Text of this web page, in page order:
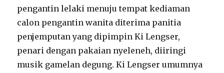
pengantin lelaki menuju tempat kediaman
calon pengantin wanita diterima panitia
penjemputan yang dipimpin Ki Lengser,
penari dengan pakaian nyeleneh, diiringi
musik gamelan degung. Ki Lengser umumnya